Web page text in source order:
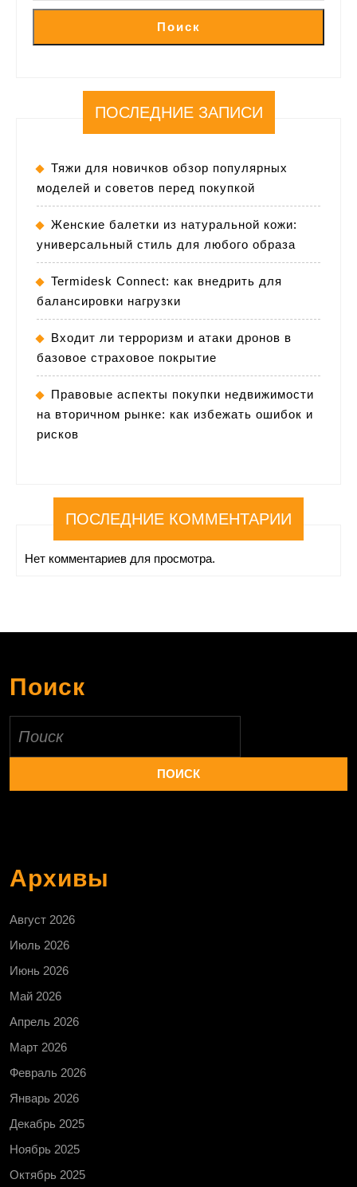
Поиск
ПОСЛЕДНИЕ ЗАПИСИ
Тяжи для новичков обзор популярных
моделей и советов перед покупкой
Женские балетки из натуральной кожи:
универсальный стиль для любого образа
Termidesk Connect: как внедрить для
балансировки нагрузки
Входит ли терроризм и атаки дронов в
базовое страховое покрытие
Правовые аспекты покупки недвижимости
на вторичном рынке: как избежать ошибок и
рисков
ПОСЛЕДНИЕ КОММЕНТАРИИ
Нет комментариев для просмотра.
Поиск
Архивы
Август 2026
Июль 2026
Июнь 2026
Май 2026
Апрель 2026
Март 2026
Февраль 2026
Январь 2026
Декабрь 2025
Ноябрь 2025
Октябрь 2025